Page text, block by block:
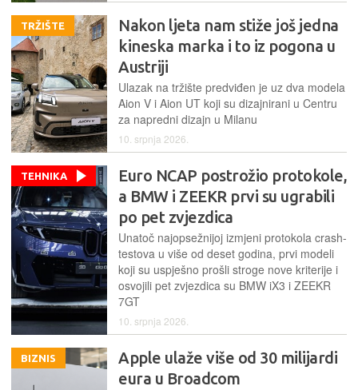
TRŽIŠTE
Nakon ljeta nam stiže još jedna
kineska marka i to iz pogona u
Austriji
Ulazak na tržište predviđen je uz dva modela
Aion V i Aion UT koji su dizajnirani u Centru
za napredni dizajn u Milanu
10. srpnja 2026.
TEHNIKA
Euro NCAP postrožio protokole,
a BMW i ZEEKR prvi su ugrabili
po pet zvjezdica
Unatoč najopsežnijoj izmjeni protokola crash-
testova u više od deset godina, prvi modeli
koji su uspješno prošli stroge nove kriterije i
osvojili pet zvjezdica su BMW iX3 i ZEEKR
7GT
10. srpnja 2026.
BIZNIS
Apple ulaže više od 30 milijardi
eura u Broadcom